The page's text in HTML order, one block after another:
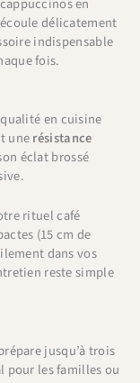
en
délicatement
indispensable
fois.
en cuisine
unerésistance
éclat brossé
rituel café
(15 cm de
dans vos
reste simple
jusqu’à trois
pour les familles ou